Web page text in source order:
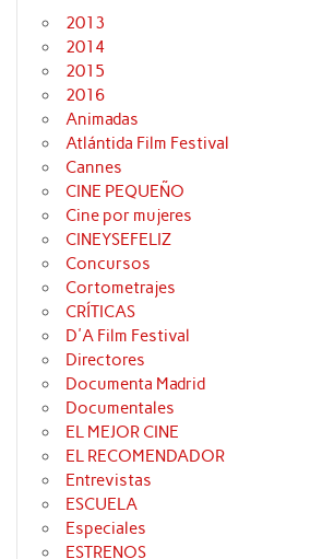
2013
2014
2015
2016
Animadas
Atlántida Film Festival
Cannes
CINE PEQUEÑO
Cine por mujeres
CINEYSEFELIZ
Concursos
Cortometrajes
CRÍTICAS
D'A Film Festival
Directores
Documenta Madrid
Documentales
EL MEJOR CINE
EL RECOMENDADOR
Entrevistas
ESCUELA
Especiales
ESTRENOS